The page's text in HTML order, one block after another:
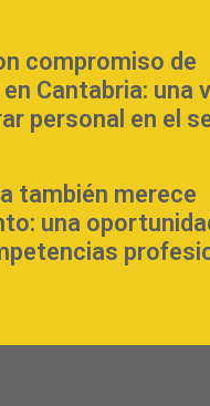
compromiso de
Cantabria: una
personal en el
también merece
una